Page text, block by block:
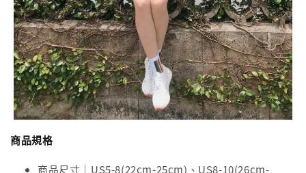
商品規格
商品尺寸｜US5-8(22cm-25cm)、US8-10(26cm-